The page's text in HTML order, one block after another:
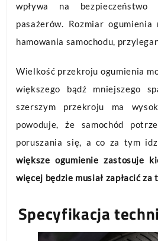
wpływa na
pasażerów. Rozmiar
hamowania samochodu,
Wielkość przekroju ogumienia
większego bądź mniejszego
szerszym przekroju ma
powoduje, że samochód
poruszania się, a co za tym
większe ogumienie zastosuje
więcej będzie musiał zapłacić za
Specyfikacja